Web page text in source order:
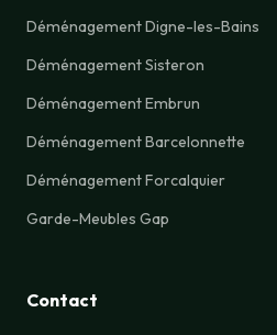
Déménagement Digne-les-Bains
Déménagement Sisteron
Déménagement Embrun
Déménagement Barcelonnette
Déménagement Forcalquier
Garde-Meubles Gap
Contact